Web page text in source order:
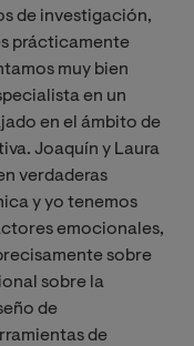
de investigación,
prácticamente
muy bien
en un
en el ámbito de
Joaquín y Laura
verdaderas
y yo tenemos
emocionales,
sobre
sobre la
de
de